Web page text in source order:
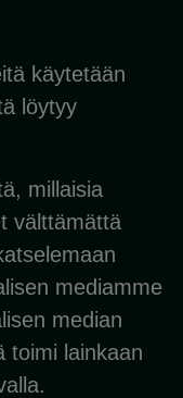
käytetään
löytyy
millaisia
välttämättä
mediamme
median
toimi lainkaan